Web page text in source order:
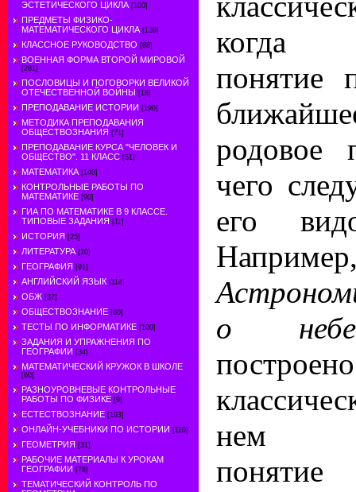
ЭСТЕТИЧЕСКОГО ЦИКЛА [100]
ПРЕДМЕТЫ ФИЗИКО-
МАТЕМАТИЧЕСКОГО ЦИКЛА [139]
КЛАССНОЕ РУКОВОДСТВО [88]
ВОЕННАЯ ФОРМА ВТОРОЙ МИРОВОЙ
[281]
ПОСЛОВИЦЫ И ПОГОВОРКИ ВЕЛИКОЙ
ОТЕЧЕСТВЕННОЙ ВОЙНЫ [18]
ПРЕПОДАВАНИЕ ИСТОРИИ [196]
МЕТОДИКА ПРЕПОДАВАНИЯ
ОБЩЕСТВОЗНАНИЯ [71]
ПРЕПОДАВАНИЕ КУРСА "ЧЕЛОВЕК И
ОБЩЕСТВО". 11 КЛАСС [51]
МАТЕМАТИКА [140]
КОНТРОЛЬНЫЕ РАБОТЫ ПО
МАТЕМАТИКЕ [90]
ГИА ПО МАТЕМАТИКЕ В 9 КЛАССЕ.
ТИПОВЫЕ ЗАДАНИЯ [11]
ИСТОРИЯ [25]
ЛИТЕРАТУРА [10]
ГЕОГРАФИЯ [91]
АНГЛИЙСКИЙ ЯЗЫК [114]
ОБЖ [37]
ОБЩЕСТВОЗНАНИЕ [80]
ТЕСТЫ ПО ИНФОРМАТИКЕ [100]
ЗАДАНИЯ И УПРАЖНЕНИЯ ПО
ГЕОГРАФИИ [34]
МАТЕМАТИЧЕСКИЙ КРУЖОК В ШКОЛЕ
[60]
РАЗНОУРОВНЕВЫЕ КОНТРОЛЬНЫЕ
РАБОТЫ ПО ФИЗИКЕ [9]
ЕСТЕСТВОЗНАНИЕ [193]
ОНЛАЙН-УЧЕБНИКИ ПО ИСТОРИИ [110]
ГЕОМЕТРИЯ [31]
РАБОЧИЕ МАТЕРИАЛЫ К УРОКАМ
ГЕОГРАФИИ [78]
ТЕМАТИЧЕСКИЙ КОНТРОЛЬ ПО
когда
понятие
родовое
чего
его
о
нем